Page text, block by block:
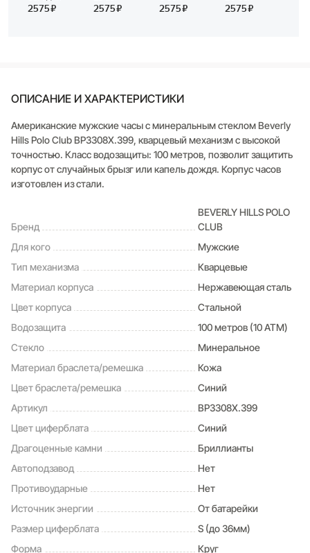
ОПИСАНИЕ И ХАРАКТЕРИСТИКИ
Американские мужские часы с минеральным стеклом Beverly
Hills Polo Club BP3308X.399, кварцевый механизм с высокой
точностью. Класс водозащиты: 100 метров, позволит защитить
корпус от случайных брызг или капель дождя. Корпус часов
изготовлен из стали.
Бренд
BEVERLY HILLS POLO
CLUB
Для кого
Мужские
Тип механизма
Кварцевые
Материал корпуса
Нержавеющая сталь
Цвет корпуса
Стальной
Водозащита
100 метров (10 ATM)
Стекло
Минеральное
Материал браслета/ремешка
Кожа
Цвет браслета/ремешка
Синий
Артикул
BP3308X.399
Цвет циферблата
Синий
Драгоценные камни
Бриллианты
Автоподзавод
Нет
Противоударные
Нет
Источник энергии
От батарейки
Размер циферблата
S (до 36мм)
Форма
Круг